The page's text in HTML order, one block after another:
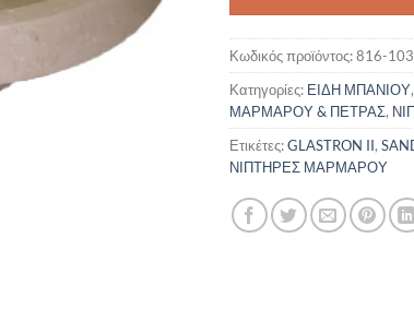
Κωδικός προϊόντος:816-
Κατηγορίες: ΕΙΔΗ ΜΠΑΝΙΟΥ,
ΜΑΡΜΑΡΟΥ & ΠΕΤΡΑΣ,
Ετικέτες:GLASTRON II,
ΝΙΠΤΗΡΕΣ ΜΑΡΜΑΡΟΥ